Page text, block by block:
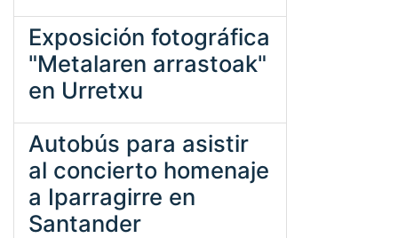
Exposición fotográfica
"Metalaren arrastoak"
en Urretxu
Autobús para asistir
al concierto homenaje
a Iparragirre en
Santander